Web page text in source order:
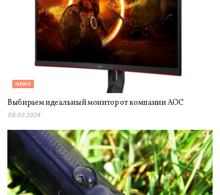
NEWS
Выбираем идеальный монитор от компании AOC
06.03.2024